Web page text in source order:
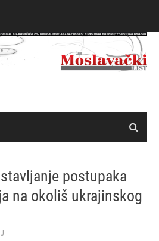
postupaka
na okoliš ukrajinskog